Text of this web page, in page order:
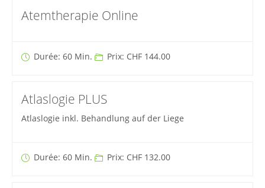
Atemtherapie Online
Durée: 60 Min. Prix: CHF 144.00
Atlaslogie PLUS
Atlaslogie inkl. Behandlung auf der Liege
Durée: 60 Min. Prix: CHF 132.00